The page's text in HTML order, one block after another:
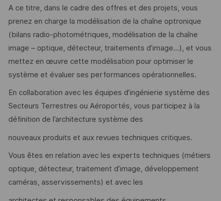
A ce titre, dans le cadre des offres et des projets, vous
prenez en charge la modélisation de la chaîne optronique
(bilans radio-photométriques, modélisation de la chaîne
image – optique, détecteur, traitements d’image…), et vous
mettez en œuvre cette modélisation pour optimiser le
système et évaluer ses performances opérationnelles.
En collaboration avec les équipes d’ingénierie système des
Secteurs Terrestres ou Aéroportés, vous participez à la
définition de l’architecture système des
nouveaux produits et aux revues techniques critiques.
Vous êtes en relation avec les experts techniques (métiers
optique, détecteur, traitement d’image, développement
caméras, asservissements) et avec les